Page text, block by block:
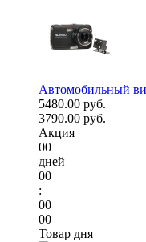
Автомобильный
5480.00 руб.
3790.00 руб.
Акция
00
дней
00
:
00
00
Товар дня